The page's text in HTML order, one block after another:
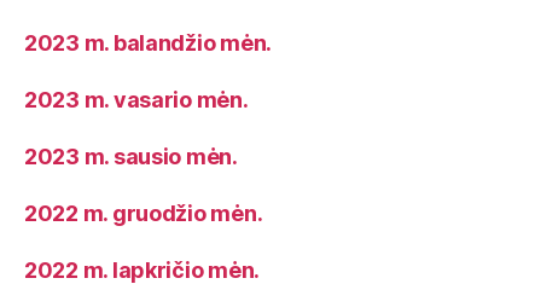
2023 m. balandžio mėn.
2023 m. vasario mėn.
2023 m. sausio mėn.
2022 m. gruodžio mėn.
2022 m. lapkričio mėn.